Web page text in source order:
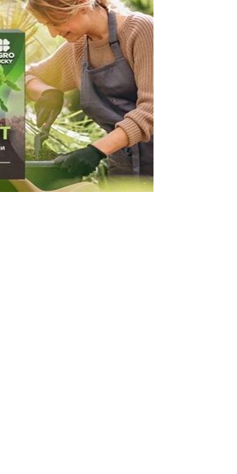
Орловская область
Пензенская область
Пермский край
Приморский край
Псковская область
Ростовская область